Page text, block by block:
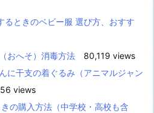
るときのベビー服 選び方、おすす
おへそ）消毒方法
80,119 views
に干支の着ぐるみ（アニマルジャン
views
の購入方法（中学校・高校も含